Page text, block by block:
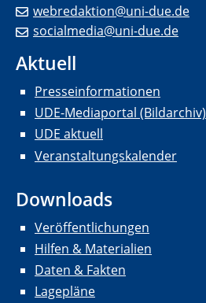
webredaktion@uni-due.de
socialmedia@uni-due.de
Aktuell
Presseinformationen
UDE-Mediaportal (Bildarchiv)
UDE aktuell
Veranstaltungskalender
Downloads
Veröffentlichungen
Hilfen & Materialien
Daten & Fakten
Lagepläne